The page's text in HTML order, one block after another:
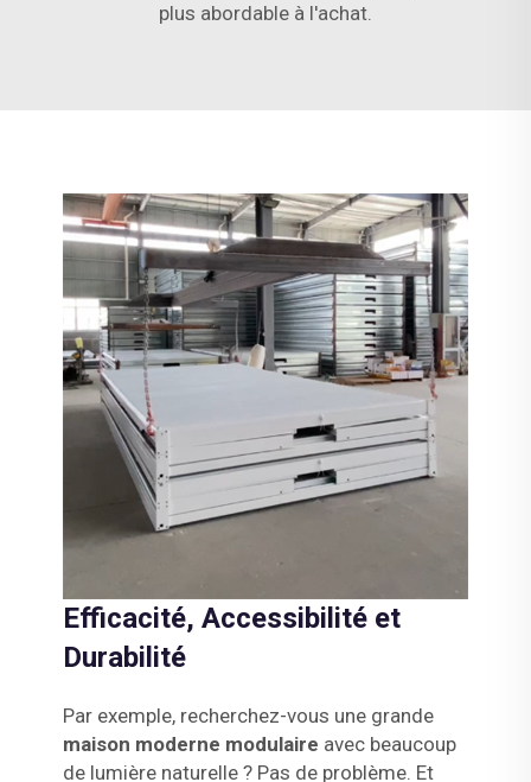
plus abordable à l'achat.
Efficacité, Accessibilité et
Durabilité
Par exemple, recherchez-vous une grande
maison moderne modulaire avec beaucoup
de lumière naturelle ? Pas de problème. Et